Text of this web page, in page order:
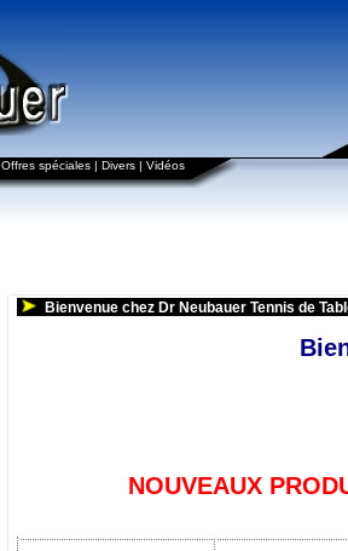
Offres spéciales | Divers | Vidéos
Bienvenue chez Dr Neubauer Tennis de
NOUVEAUX